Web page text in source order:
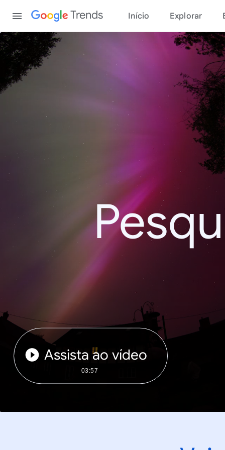
Trends Início Explorar
Assista ao vídeo
03:57